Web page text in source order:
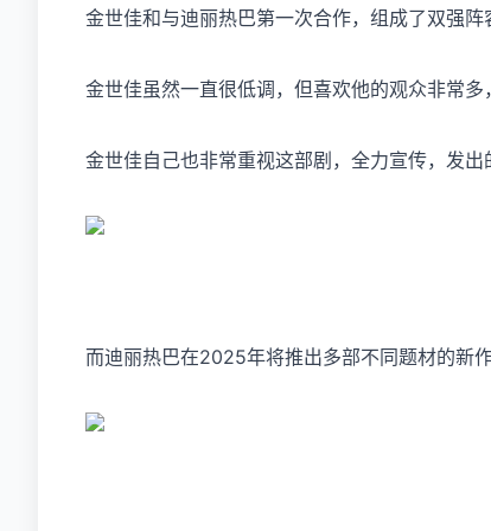
金世佳和与迪丽热巴第一次合作，组成了双强
金世佳虽然一直很低调，但喜欢他的观众非常
金世佳自己也非常重视这部剧，全力宣传，发出
而迪丽热巴在2025年将推出多部不同题材的新